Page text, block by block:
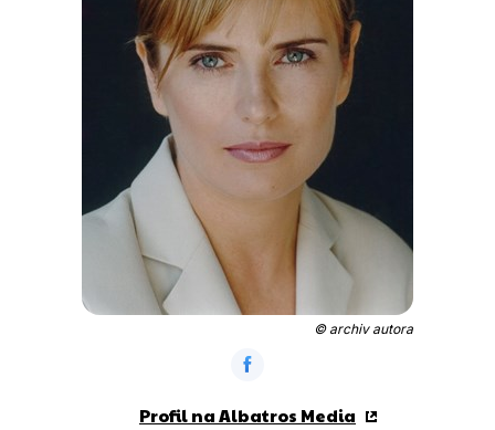
Tipy redakce
Beletrie pro děti
Beletrie pro dospělé
Dárkové publikace
Dárkové zboží
Kalendáře
© archiv autora
Profil na Albatros Media